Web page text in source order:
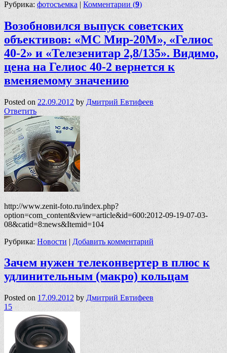
Рубрика: фотосъемка | Комментарии (9)
Возобновился выпуск советских
объективов: «МС Мир-20М», «Гелиос
40-2» и «Телезенитар 2,8/135». Видимо,
цена на Гелиос 40-2 вернется к
вменяемому значению
Posted on 22.09.2012 by Дмитрий Евтифеев
Ответить
http://www.zenit-foto.ru/index.php?
option=com_content&view=article&id=600:2012-09-19-07-03-
08&catid=8:news&Itemid=104
Рубрика: Новости | Добавить комментарий
Зачем нужен телеконвертер в плюс к
удлинительным (макро) кольцам
Posted on 17.09.2012 by Дмитрий Евтифеев
15